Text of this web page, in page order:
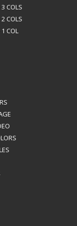
COLS
COLS
COL